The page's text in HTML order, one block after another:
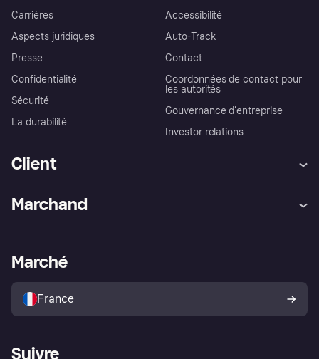
Carrières
Aspects juridiques
Presse
Confidentialité
Sécurité
La durabilité
Accessibilité
Auto-Track
Contact
Coordonnées de contact pour
les autorités
Gouvernance d’entreprise
Investor relations
Client
Explorez les magasins
Politique de protection de
l’acheteur Klarna
Marchand
Portail Marchand
Marché
France
Suivre